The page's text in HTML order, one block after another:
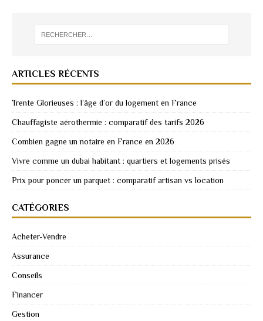
ARTICLES RÉCENTS
Trente Glorieuses : l’âge d’or du logement en France
Chauffagiste aérothermie : comparatif des tarifs 2026
Combien gagne un notaire en France en 2026
Vivre comme un dubai habitant : quartiers et logements prisés
Prix pour poncer un parquet : comparatif artisan vs location
CATÉGORIES
Acheter-Vendre
Assurance
Conseils
Financer
Gestion